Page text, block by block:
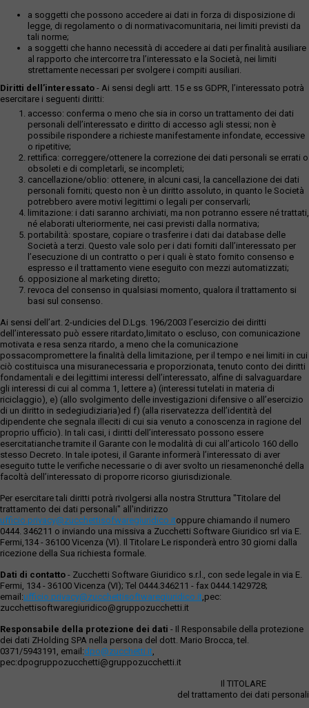
a soggetti che possono accedere ai dati in forza di disposizione di
legge, di regolamento o di normativacomunitaria, nei limiti previsti da
tali norme;
a soggetti che hanno necessità di accedere ai dati per finalità ausiliare
al rapporto che intercorre tra l’interessato e la Società, nei limiti
strettamente necessari per svolgere i compiti ausiliari.
Diritti dell’interessato - Ai sensi degli artt. 15 e ss GDPR, l’interessato potrà
esercitare i seguenti diritti:
accesso: conferma o meno che sia in corso un trattamento dei dati
personali dell’interessato e diritto di accesso agli stessi; non è
possibile rispondere a richieste manifestamente infondate, eccessive
o ripetitive;
rettifica: correggere/ottenere la correzione dei dati personali se errati o
obsoleti e di completarli, se incompleti;
cancellazione/oblio: ottenere, in alcuni casi, la cancellazione dei dati
personali forniti; questo non è un diritto assoluto, in quanto le Società
potrebbero avere motivi legittimi o legali per conservarli;
limitazione: i dati saranno archiviati, ma non potranno essere né trattati,
né elaborati ulteriormente, nei casi previsti dalla normativa;
portabilità: spostare, copiare o trasferire i dati dai database delle
Società a terzi. Questo vale solo per i dati forniti dall’interessato per
l’esecuzione di un contratto o per i quali è stato fornito consenso e
espresso e il trattamento viene eseguito con mezzi automatizzati;
opposizione al marketing diretto;
revoca del consenso in qualsiasi momento, qualora il trattamento si
basi sul consenso.
Ai sensi dell’art. 2-undicies del D.Lgs. 196/2003 l’esercizio dei diritti
dell’interessato può essere ritardato,limitato o escluso, con comunicazione
motivata e resa senza ritardo, a meno che la comunicazione
possacompromettere la finalità della limitazione, per il tempo e nei limiti in cui
ciò costituisca una misuranecessaria e proporzionata, tenuto conto dei diritti
fondamentali e dei legittimi interessi dell’interessato, alfine di salvaguardare
gli interessi di cui al comma 1, lettere a) (interessi tutelati in materia di
riciclaggio), e) (allo svolgimento delle investigazioni difensive o all’esercizio
di un diritto in sedegiudiziaria)ed f) (alla riservatezza dell’identità del
dipendente che segnala illeciti di cui sia venuto a conoscenza in ragione del
proprio ufficio). In tali casi, i diritti dell’interessato possono essere
esercitatianche tramite il Garante con le modalità di cui all’articolo 160 dello
stesso Decreto. In tale ipotesi, il Garante informerà l’interessato di aver
eseguito tutte le verifiche necessarie o di aver svolto un riesamenonché della
facoltà dell’interessato di proporre ricorso giurisdizionale.
Per esercitare tali diritti potrà rivolgersi alla nostra Struttura "Titolare del
trattamento dei dati personali" all'indirizzo
ufficio.privacy@zucchettisofwaregiuridico.itoppure chiamando il numero
0444. 346211 o inviando una missiva a Zucchetti Software Giuridico srl via E.
Fermi,134 - 36100 Vicenza (VI). Il Titolare Le risponderà entro 30 giorni dalla
ricezione della Sua richiesta formale.
Dati di contatto - Zucchetti Software Giuridico s.r.l., con sede legale in via E.
Fermi, 134 - 36100 Vicenza (VI); Tel 0444.346211 - fax 0444.1429728;
email:ufficio.privacy@zucchettisoftwaregiuridico.it,pec:
zucchettisoftwaregiuridico@gruppozucchetti.it
Responsabile della protezione dei dati - Il Responsabile della protezione
dei dati ZHolding SPA nella persona del dott. Mario Brocca, tel.
0371/5943191, email:dpo@zucchetti.it,
pec:dpogruppozucchetti@gruppozucchetti.it
Il TITOLARE
del trattamento dei dati personali